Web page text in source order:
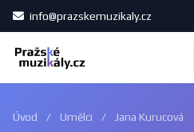
info@prazskemuzikaly.cz
Úvod / Umělci / Jana Kurucová